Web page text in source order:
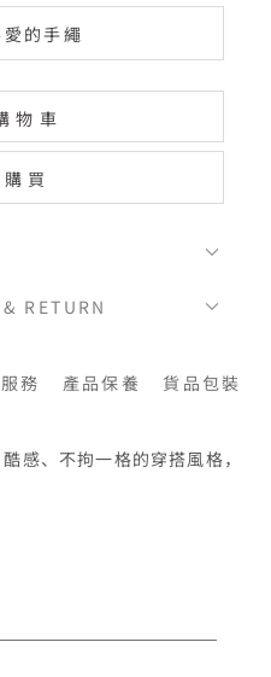
的手繩
物車
買
RETURN
務 產品保養 貨品包裝
感、不拘一格的穿搭風格，